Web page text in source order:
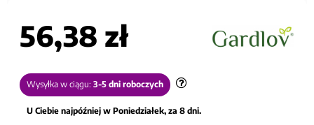
56,38 zł
Wysyłka w ciągu: 3-5 dni roboczych
U Ciebie najpóźniej w Poniedziałek, za 8 dni.